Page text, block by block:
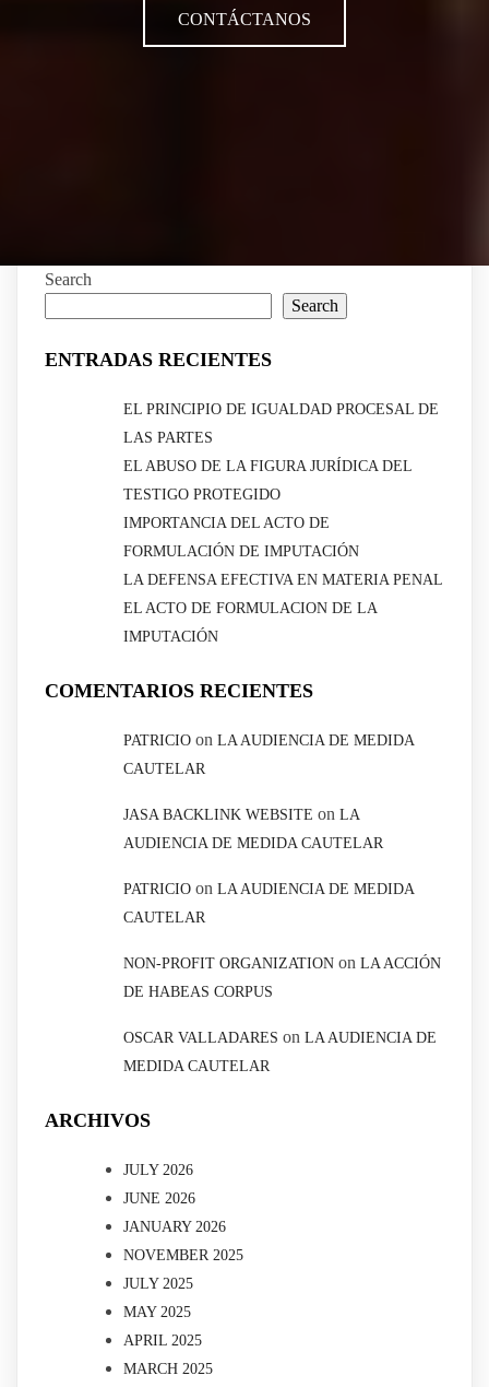
CONTÁCTANOS
Search
Search
ENTRADAS RECIENTES
EL PRINCIPIO DE IGUALDAD PROCESAL DE
LAS PARTES
EL ABUSO DE LA FIGURA JURÍDICA DEL
TESTIGO PROTEGIDO
IMPORTANCIA DEL ACTO DE
FORMULACIÓN DE IMPUTACIÓN
LA DEFENSA EFECTIVA EN MATERIA PENAL
EL ACTO DE FORMULACION DE LA
IMPUTACIÓN
COMENTARIOS RECIENTES
PATRICIO on LA AUDIENCIA DE MEDIDA
CAUTELAR
JASA BACKLINK WEBSITE on LA
AUDIENCIA DE MEDIDA CAUTELAR
PATRICIO on LA AUDIENCIA DE MEDIDA
CAUTELAR
NON-PROFIT ORGANIZATION on LA ACCIÓN
DE HABEAS CORPUS
OSCAR VALLADARES on LA AUDIENCIA DE
MEDIDA CAUTELAR
ARCHIVOS
JULY 2026
JUNE 2026
JANUARY 2026
NOVEMBER 2025
JULY 2025
MAY 2025
APRIL 2025
MARCH 2025